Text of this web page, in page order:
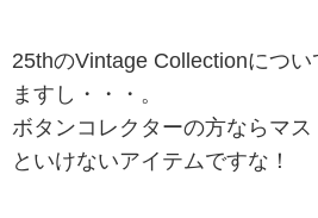
25thのVintage Collectionにつ
ますし・・・。
ボタンコレクターの方ならマ
といけないアイテムですな！